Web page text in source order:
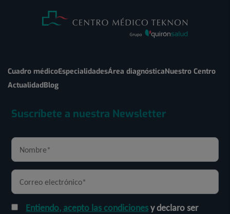
Cuadro médicoEspecialidadesÁrea diagnósticaNuestro Centro
ActualidadBlog
Suscríbete a nuestra Newsletter
Entiendo, acepto las condicionesy declaro ser